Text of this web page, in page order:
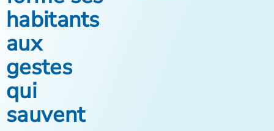
habitants
aux
gestes
qui
sauvent